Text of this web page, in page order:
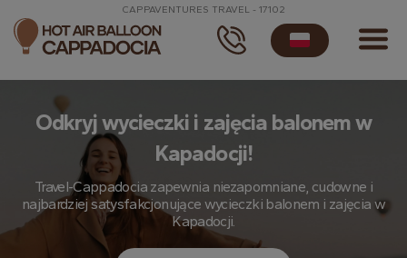
CAPPAVENTURES TRAVEL - 17102
Odkryj wycieczki i zajęcia balonem w
Kapadocji!
Travel-Cappadocia zapewnia niezapomniane, cudowne i
najbardziej satysfakcjonujące wycieczki balonem i zajęcia w
Kapadocji.